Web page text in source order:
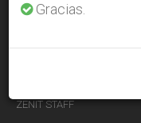
EE.UU: La Iglesia
ZENIT STAFF
Gracias.